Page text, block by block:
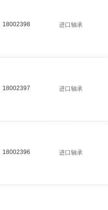
18002398 进口轴承
18002397 进口轴承
18002396 进口轴承